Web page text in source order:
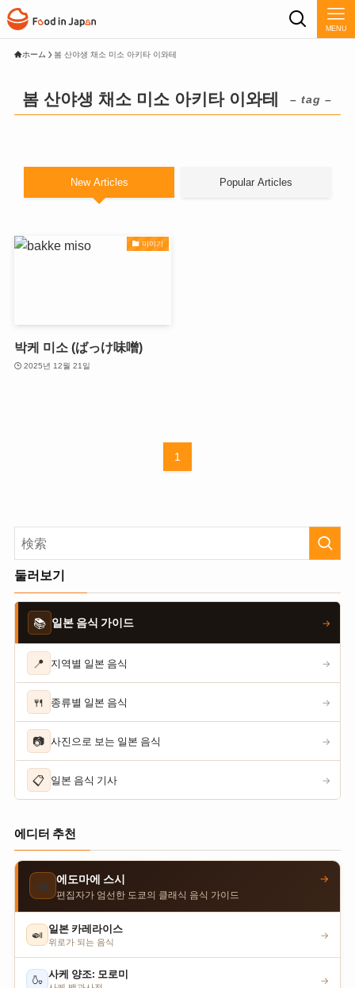
MENU
ホーム 봄 산야생 채소 미소 아키타 이와테
봄 산야생 채소 미소 아키타 이와테 – tag –
New Articles Popular Articles
미야기
박케 미소 (ばっけ味噌)
2025년 12월 21일
1
둘러보기
📚 일본 음식 가이드 →
📍 지역별 일본 음식 →
🍴 종류별 일본 음식 →
📷 사진으로 보는 일본 음식 →
📋 일본 음식 기사 →
에디터 추천
🍣 에도마에 스시
편집자가 엄선한 도쿄의 클래식 음식 가이드
→
🍛 일본 카레라이스
위로가 되는 음식
→
🍶 사케 양조: 모로미 →